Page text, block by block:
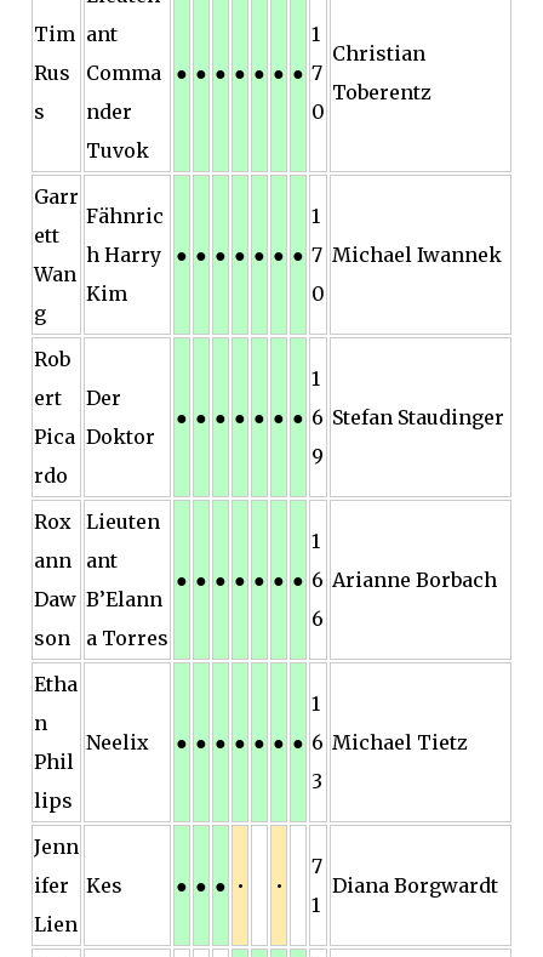
Tim
Rus
s
ant
Comma
nder
Tuvok
● ● ● ● ● ● ●
1
7
0
Christian
Toberentz
Garr
ett
Wan
g
Fähnric
h Harry
Kim
● ● ● ● ● ● ●
1
7
0
Michael Iwannek
Rob
ert
Pica
rdo
Der
Doktor
● ● ● ● ● ● ●
1
6
9
Stefan Staudinger
Rox
ann
Daw
son
Lieuten
ant
B’Elann
a Torres
● ● ● ● ● ● ●
1
6
6
Arianne Borbach
Etha
n
Phil
lips
Neelix ● ● ● ● ● ● ●
1
6
3
Michael Tietz
Jenn
ifer
Lien
Kes ● ● ● • •
7
1
Diana Borgwardt